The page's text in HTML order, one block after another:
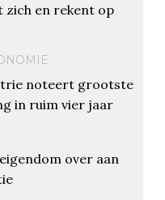
en rekent op
noteert grootste
in ruim vier jaar
over aan